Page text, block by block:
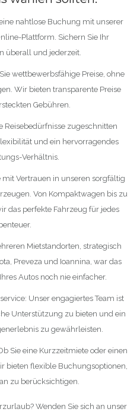
nahtlose Buchung mit unserer
Plattform. Sichern Sie Ihr
überall und jederzeit.
wettbewerbsfähige Preise, ohne
Wir bieten transparente Preise
Gebühren.
Reisebedürfnisse zugeschnitten
und ein hervorragendes
Verhältnis.
mit Vertrauen in unseren sorgfältig
Von Kompaktwagen bis zu
das perfekte Fahrzeug für jedes
Mietstandorten, strategisch
Preveza und Ioannina, war das
Autos noch nie einfacher.
Unser engagiertes Team ist
Unterstützung zu bieten und ein
zu gewährleisten.
Sie eine Kurzzeitmiete oder einen
bieten flexible Buchungsoptionen,
zu berücksichtigen.
Wenden Sie sich an unser